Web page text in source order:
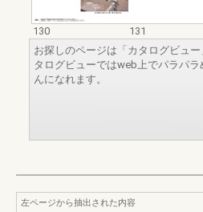
130
131
お探しのページは「カタログビュ
タログビューではweb上でパラパ
んになれます。
左ページから抽出された内容